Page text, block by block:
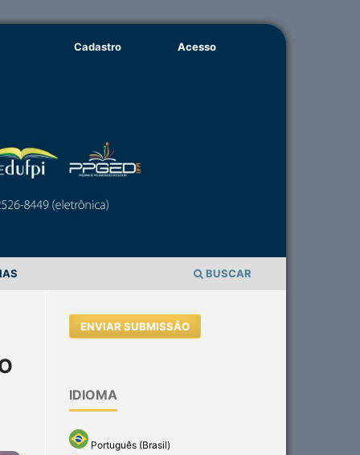
BUSCAR
Cadastro Acesso
ENVIAR SUBMISSÃO
IDIOMA
Português (Brasil)